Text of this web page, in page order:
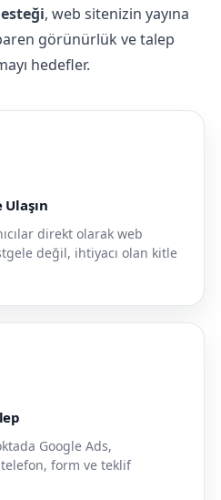
, web sitenizin yayına
görünürlük ve talep
hedefler.
direkt olarak web
değil, ihtiyacı olan kitle
Google Ads,
form ve teklif